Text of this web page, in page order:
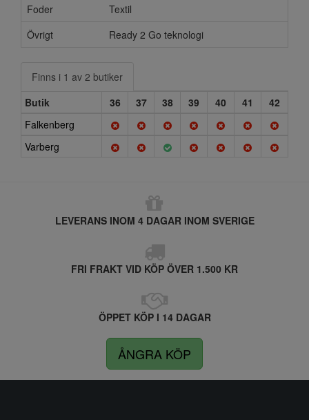
Foder
Textil
Övrigt
Ready 2 Go teknologi
Finns i 1 av 2 butiker
Butik
36 37 38 39 40 41
42
Falkenberg
Varberg
LEVERANS INOM 4 DAGAR INOM SVERIGE
FRI FRAKT VID KÖP ÖVER 1.500 KR
ÖPPET KÖP I 14 DAGAR
ÅNGRA KÖP